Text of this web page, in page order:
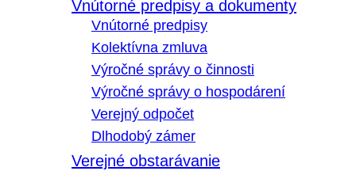
Vnútorné predpisy a dokumenty
Vnútorné predpisy
Kolektívna zmluva
Výročné správy o činnosti
Výročné správy o hospodárení
Verejný odpočet
Dlhodobý zámer
Verejné obstarávanie